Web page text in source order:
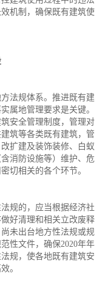
机制，确保既有建筑使
法规体系。推进既有建
属地管理要求是关键。
安全管理制度，管理对
筑等各类既有建筑，管
扩建及装饰装修、白蚁
消防设施等）维护、危
切相关的各个环节。
规的，应当根据经济社
好清理和相关立改废释
未出台地方性法规或规
性文件，确保2020年年
规，使各地既有建筑安
。